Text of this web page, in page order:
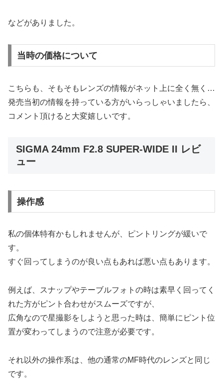
などがありました。
当時の価格について
こちらも、そもそもレンズの情報がネット上に全く無く…
発売当初の情報を持っている方がいらっしゃいましたら、
コメント頂けると大変嬉しいです。
SIGMA 24mm F2.8 SUPER-WIDE II レビ
ュー
操作感
私の個体特有かもしれませんが、ピントリングが緩いで
す。
すぐ回ってしまうのが良い点もあれば悪い点もあります。
例えば、スナップやテーブルフォトの時は素早く回ってく
れた方がピント合わせがスムーズですが、
広角なので星撮影をしようと思った時は、簡単にピント位
置が変わってしまうので注意が必要です。
それ以外の操作系は、他の通常のMF時代のレンズと同じ
です。